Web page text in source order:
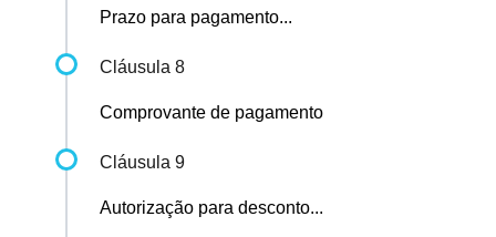
Prazo para pagamento...
Cláusula 8
Comprovante de pagamento
Cláusula 9
Autorização para desconto...